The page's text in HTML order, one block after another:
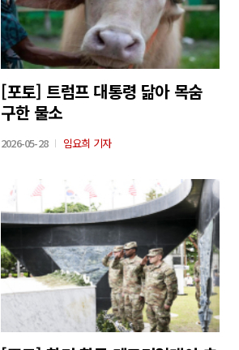
[포토] 트럼프 대통령 닮아 목숨
구한 물소
2026-05-28 임요희 기자